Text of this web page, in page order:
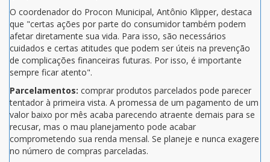
O coordenador do Procon Municipal, Antônio Klipper, destaca
que "certas ações por parte do consumidor também podem
afetar diretamente sua vida. Para isso, são necessários
cuidados e certas atitudes que podem ser úteis na prevenção
de complicações financeiras futuras. Por isso, é importante
sempre ficar atento".
Parcelamentos: comprar produtos parcelados pode parecer
tentador à primeira vista. A promessa de um pagamento de um
valor baixo por mês acaba parecendo atraente demais para se
recusar, mas o mau planejamento pode acabar
comprometendo sua renda mensal. Se planeje e nunca exagere
no número de compras parceladas.